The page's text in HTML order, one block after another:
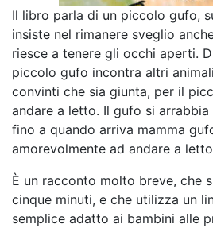
Il libro parla di un piccolo gufo,
insiste nel rimanere sveglio
riesce a tenere gli occhi aperti.
piccolo gufo incontra altri
convinti che sia giunta, per il
andare a letto. Il gufo si
fino a quando arriva mamma
amorevolmente ad andare a
È un racconto molto breve, che
cinque minuti, e che utilizza un
semplice adatto ai bambini alle